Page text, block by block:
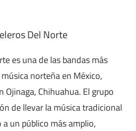
Del Norte
es una de las bandas más
norteña en México,
Chihuahua. El grupo
de llevar la música tradicional
un público más amplio,